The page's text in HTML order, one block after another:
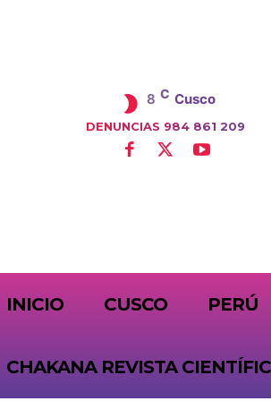
8 C Cusco
DENUNCIAS 984 861 209
INICIO CUSCO PERÚ
CHAKANA REVISTA